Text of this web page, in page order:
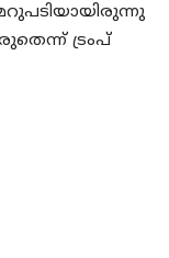
ട്രംപ്